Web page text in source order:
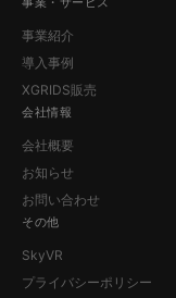
事業紹介
導入事例
XGRIDS販売
会社情報
会社概要
お知らせ
お問い合わせ
その他
SkyVR
プライバシーポリシー